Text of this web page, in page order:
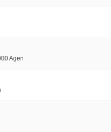
Agen